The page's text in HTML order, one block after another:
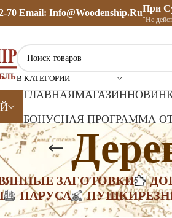
70 Email: Info@woodenship.ruПри
"Не
В КАТЕГОРИИ
ГЛАВНАЯМАГАЗИН
БОНУСНАЯ ПРОГРАММА ОТ
ЗАГОТОВКИ
ПАРУСА ПУШКИ